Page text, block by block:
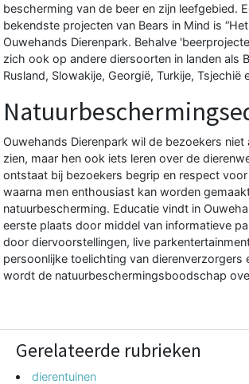
bescherming van de beer en zijn leefgebied.
bekendste projecten van Bears in Mind is
Ouwehands Dierenpark. Behalve
zich ook op andere diersoorten in landen als
Rusland, Slowakije, Georgië, Turkije, Tsjechië
Ouwehands Dierenpark wil de bezoekers niet
zien, maar hen ook iets leren over de
ontstaat bij bezoekers begrip en respect voor
waarna men enthousiast kan worden
natuurbescherming. Educatie vindt in
eerste plaats door middel van informatieve
door diervoorstellingen, live
persoonlijke toelichting van dierenverzorgers
wordt de natuurbeschermingsboodschap
Gerelateerde rubrieken
dierentuinen